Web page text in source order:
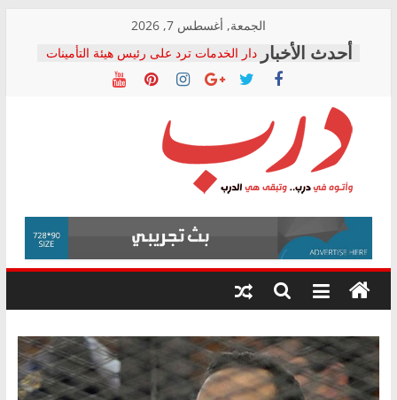
content
الجمعة, أغسطس 7, 2026
دار الخدمات ترد على رئيس هيئة التأمينات
بعد مؤتمره الصحفي: إنكار الأزمة لا ينهي
معاناة أصحاب المعاشات.. ونطالب بكشف
فرحات سليمان يكتب: القطاع الصحي إلى
أين؟
حزب التحالف الشعبي يطلق لجنة “الحق
في الصحة” بالإسكندرية لرصد الانتهاكات
ودعم المرضى
الوزاري لمدينة الصحفيين.. وانتهاء أعمال
إنشاء المبنى الإداري
المجلس القومي لحقوق الإنسان يعلن
متابعة قضية الدكتور محمد زهران.. ويؤكد:
قرينة البراءة وضمانات المحاكمة العادلة
درب
وأتوه
درب..
وتبقى
هي